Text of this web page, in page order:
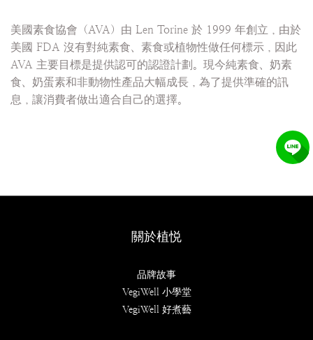
美國素食協會（AVA）由 Len Torine 於 1999 年創立，由於
美國 FDA 沒有對純素食、素食或植物性做任何標示，因此
AVA 主要目標是提供認可的認證計劃。現今純素食、奶素
食、奶蛋素和非動物性產品大幅成長，為了提供準確的訊
息，讓消費者做出適合自己的選擇。
關於植悦
品牌故事
VegiWell 小學堂
VegiWell 好煮藝